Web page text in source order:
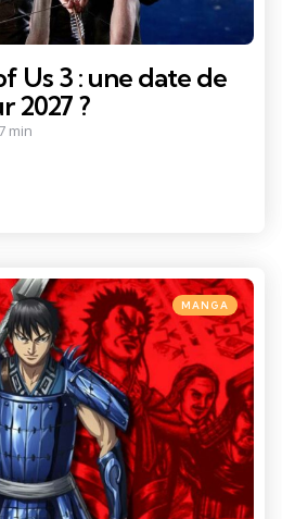
Us 3 : une date de
2027 ?
7 min
Categories
Posted
in
MANGA